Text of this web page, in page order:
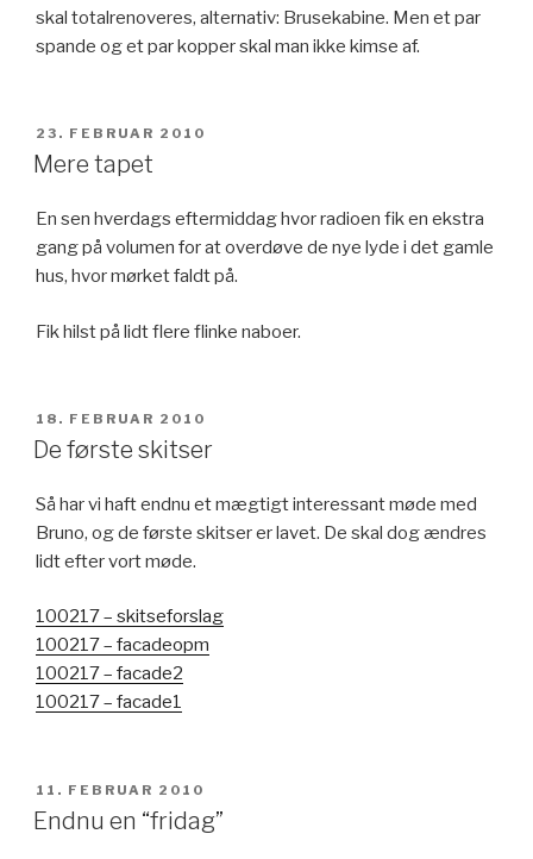
skal totalrenoveres, alternativ: Brusekabine. Men et par
spande og et par kopper skal man ikke kimse af.
UDGIVET
DEN
23. FEBRUAR 2010
Mere tapet
En sen hverdags eftermiddag hvor radioen fik en ekstra
gang på volumen for at overdøve de nye lyde i det gamle
hus, hvor mørket faldt på.
Fik hilst på lidt flere flinke naboer.
UDGIVET
DEN
18. FEBRUAR 2010
De første skitser
Så har vi haft endnu et mægtigt interessant møde med
Bruno, og de første skitser er lavet. De skal dog ændres
lidt efter vort møde.
100217 – skitseforslag
100217 – facadeopm
100217 – facade2
100217 – facade1
UDGIVET
DEN
11. FEBRUAR 2010
Endnu en “fridag”